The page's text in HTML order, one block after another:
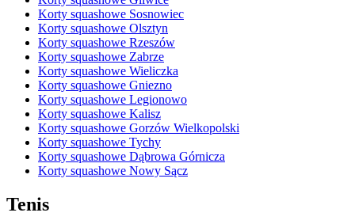
Korty squashowe Sosnowiec
Korty squashowe Olsztyn
Korty squashowe Rzeszów
Korty squashowe Zabrze
Korty squashowe Wieliczka
Korty squashowe Gniezno
Korty squashowe Legionowo
Korty squashowe Kalisz
Korty squashowe Gorzów Wielkopolski
Korty squashowe Tychy
Korty squashowe Dąbrowa Górnicza
Korty squashowe Nowy Sącz
Tenis